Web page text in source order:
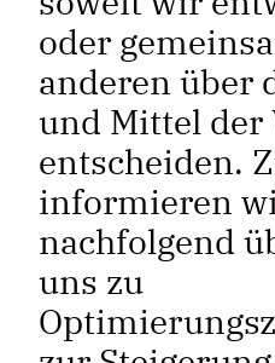
oder
anderen über
und Mittel der
entscheiden.
informieren
nachfolgend
uns zu